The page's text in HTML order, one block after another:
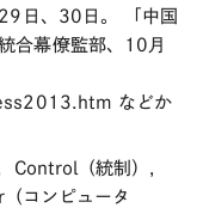
日、30日。 「中国
合幕僚監部、10月
などか
Control（統制），
コンピュータ